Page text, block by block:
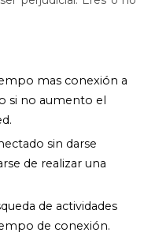
mas conexión a
si no aumento el
sin darse
de realizar una
de actividades
de conexión.